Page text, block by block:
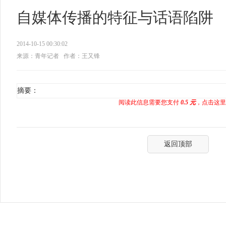
自媒体传播的特征与话语陷阱
2014-10-15 00:30:02
来源：青年记者
作者：王又锋
摘要：
阅读此信息需要您支付 0.5 元，点击这
返回顶部